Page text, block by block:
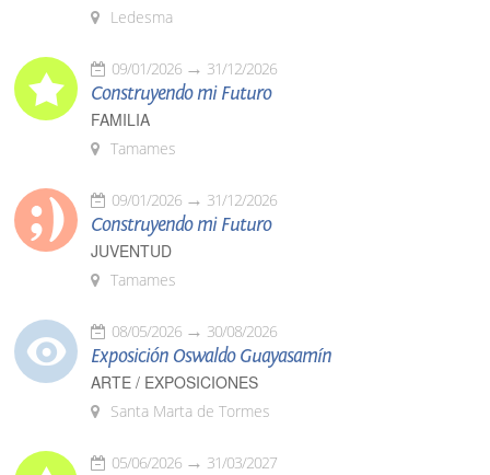
Ledesma
09/01/2026 31/12/2026
Construyendo mi Futuro
FAMILIA
Tamames
09/01/2026 31/12/2026
Construyendo mi Futuro
JUVENTUD
Tamames
08/05/2026 30/08/2026
Exposición Oswaldo Guayasamín
ARTE / EXPOSICIONES
Santa Marta de Tormes
05/06/2026 31/03/2027